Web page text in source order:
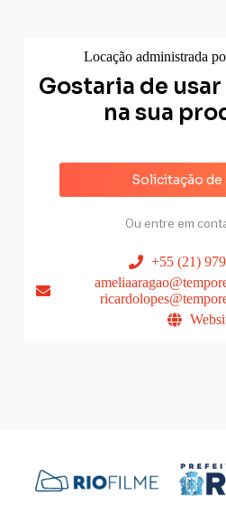
Locação administrada
Gostaria de
na sua
Solicitação de
Ou entre em
+55 (21)